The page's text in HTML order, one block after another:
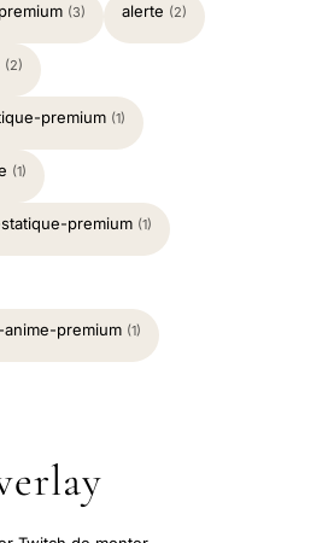
(3) alerte (2)
(2)
premium (1)
(1)
premium (1)
premium (1)